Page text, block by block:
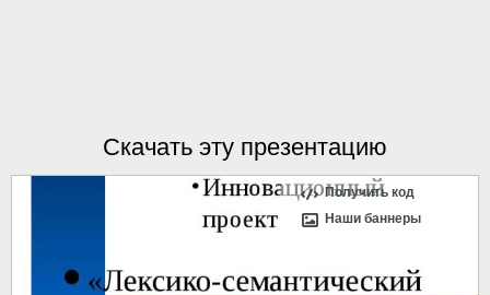
Скачать эту презентацию
Получить код
Наши баннеры